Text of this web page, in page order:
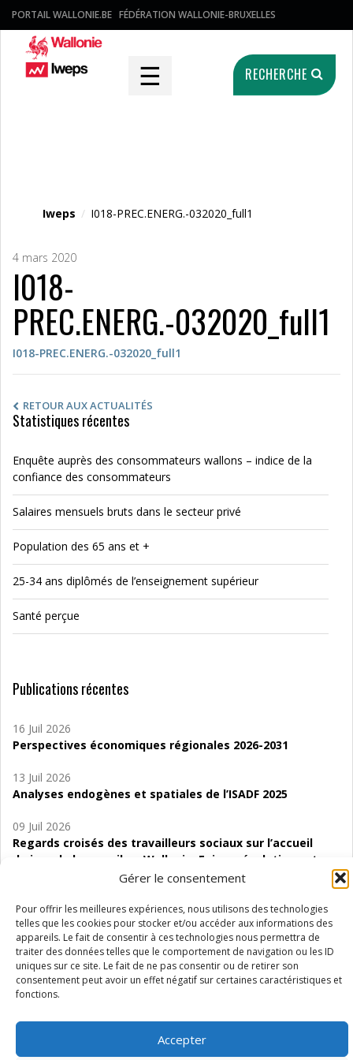
Gérer le consentement
Pour offrir les meilleures expériences, nous utilisons des technologies
telles que les cookies pour stocker et/ou accéder aux informations des
appareils. Le fait de consentir à ces technologies nous permettra de
traiter des données telles que le comportement de navigation ou les ID
uniques sur ce site. Le fait de ne pas consentir ou de retirer son
consentement peut avoir un effet négatif sur certaines caractéristiques et
fonctions.
Accepter
PORTAIL WALLONIE.BE FÉDÉRATION WALLONIE-BRUXELLES
☰ RECHERCHE
Iweps / I018-PREC.ENERG.-032020_full1
4 mars 2020
I018-
PREC.ENERG.-032020_full1
I018-PREC.ENERG.-032020_full1
RETOUR AUX ACTUALITÉS
Statistiques récentes
Enquête auprès des consommateurs wallons – indice de la
confiance des consommateurs
Salaires mensuels bruts dans le secteur privé
Population des 65 ans et +
25-34 ans diplômés de l’enseignement supérieur
Santé perçue
Publications récentes
16 Juil 2026
Perspectives économiques régionales 2026-2031
13 Juil 2026
Analyses endogènes et spatiales de l’ISADF 2025
09 Juil 2026
Regards croisés des travailleurs sociaux sur l’accueil
de jour de bas seuil en Wallonie. Enjeux, évolutions et
06 Juil 2026
Étude d’évaluabilité des Structures
d’accompagnement à l’autocréation d’emploi (SAACE)
01 Juil 2026
Pénurie du personnel infirmier :quels indicateurs
Wallonie ?